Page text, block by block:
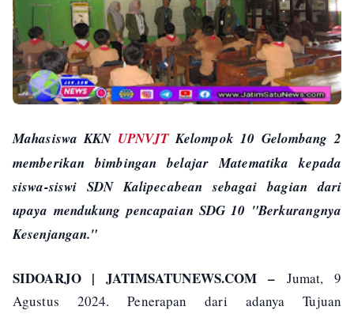
Mahasiswa KKN UPNVJTKelompok 10 Gelombang 2
memberikan bimbingan belajar Matematika kepada
siswa-siswi SDN Kalipecabean sebagai bagian dari
upaya mendukung pencapaian SDG 10 "Berkurangnya
Kesenjangan."
SIDOARJO | JATIMSATUNEWS.COM –
Jumat, 9
Agustus 2024. Penerapan dari adanya Tujuan